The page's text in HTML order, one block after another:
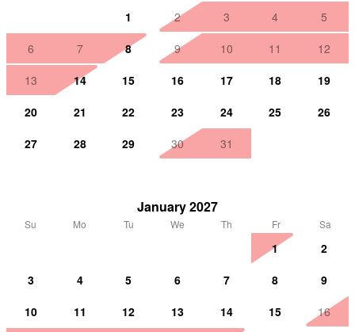
1 2 3 4
5
6
7 8 9 10 11
12
13
14 15 16 17 18
19
20
21 22 23 24 25
26
27
28 29 30 31
January 2027
Su Mo Tu We Th Fr Sa
1
2
3
4 5 6 7 8
9
10
11 12 13 14 15
16